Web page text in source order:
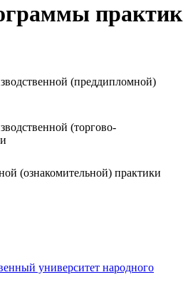
практик
(преддипломной)
(торгово-
(ознакомительной) практики
университет народного